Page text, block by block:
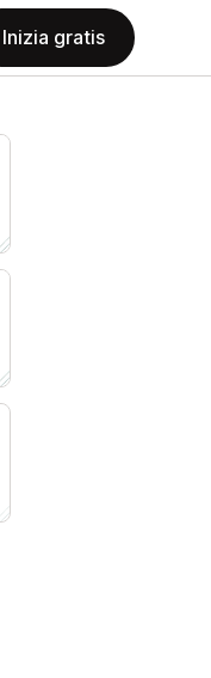
Inizia gratis